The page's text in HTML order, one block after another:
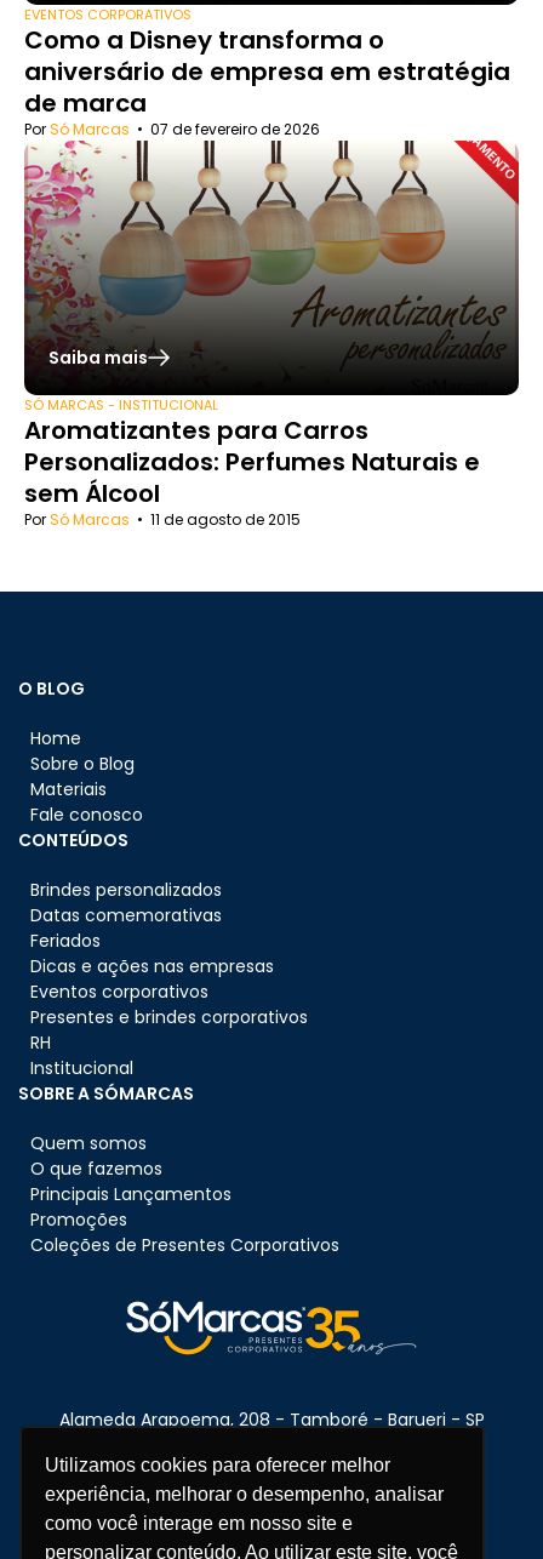
Utilizamos cookies para oferecer melhor
experiência, melhorar o desempenho, analisar
como você interage em nosso site e
personalizar conteúdo. Ao utilizar este site, você
EVENTOS CORPORATIVOS
Como a Disney transforma o
aniversário de empresa em estratégia
de marca
PorSó Marcas • 07 de fevereiro de 2026
Saiba mais
SÓ MARCAS - INSTITUCIONAL
Aromatizantes para Carros
Personalizados: Perfumes Naturais e
sem Álcool
PorSó Marcas • 11 de agosto de 2015
O BLOG
Home
Sobre o Blog
Materiais
Fale conosco
CONTEÚDOS
Brindes personalizados
Datas comemorativas
Feriados
Dicas e ações nas empresas
Eventos corporativos
Presentes e brindes corporativos
RH
Institucional
SOBRE A SÓMARCAS
Quem somos
O que fazemos
Principais Lançamentos
Promoções
Coleções de Presentes Corporativos
Alameda Arapoema, 208 - Tamboré - Barueri - SP
06460-080